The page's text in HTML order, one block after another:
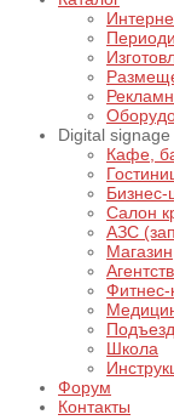
Digital signage
Кафе,
Бизнес-
Салон
АЗС
Магазин
Фитнес-
Подъезд
Школа
Форум
Контакты